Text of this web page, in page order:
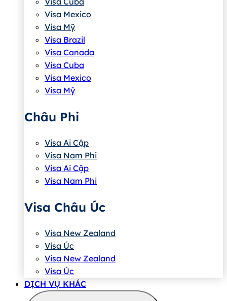
Visa Mexico
Visa Mỹ
Visa Brazil
Visa Canada
Visa Cuba
Visa Mexico
Visa Mỹ
Châu Phi
Visa Ai Cập
Visa Nam Phi
Visa Ai Cập
Visa Nam Phi
Visa Châu Úc
Visa New Zealand
Visa Úc
Visa New Zealand
Visa Úc
DỊCH VỤ KHÁC